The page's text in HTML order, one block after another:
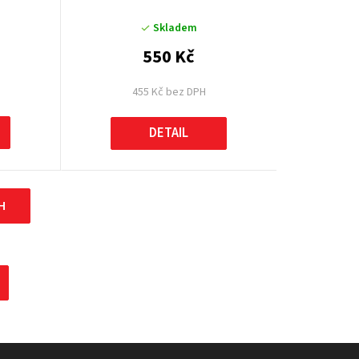
Skladem
455 Kč bez DPH
550 Kč
DETAIL